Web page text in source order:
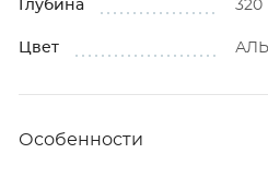
Глубина 320
Цвет
Особенности